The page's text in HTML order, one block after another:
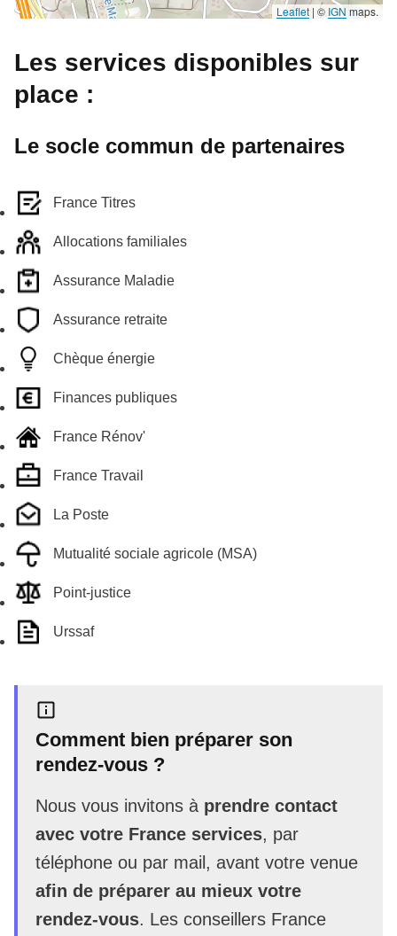
Leaflet | © IGN maps.
Les services disponibles sur
place :
Le socle commun de partenaires
France Titres
Allocations familiales
Assurance Maladie
Assurance retraite
Chèque énergie
Finances publiques
France Rénov'
France Travail
La Poste
Mutualité sociale agricole (MSA)
Point-justice
Urssaf
Comment bien préparer son
rendez-vous ?
Nous vous invitons à prendre contact
avec votre France services, par
téléphone ou par mail, avant votre venue
afin de préparer au mieux votre
rendez-vous. Les conseillers France